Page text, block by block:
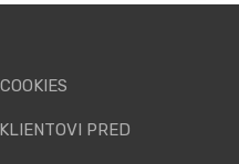
PRED